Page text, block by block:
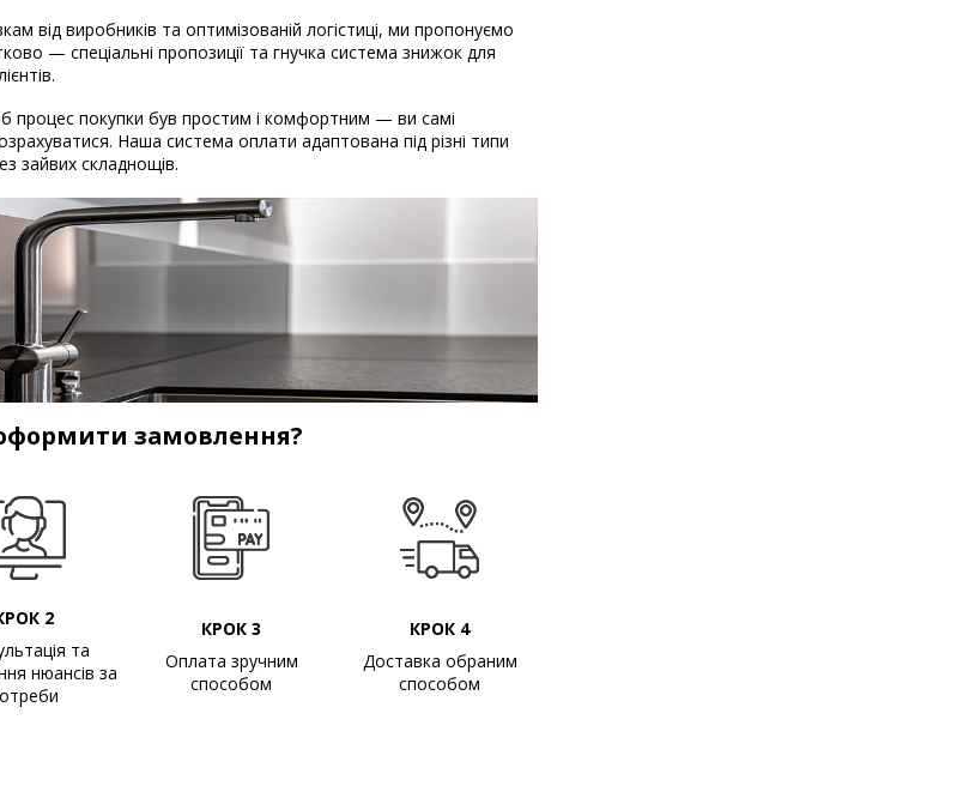
від виробників та оптимізованій логістиці, ми пропонуємо
— спеціальні пропозиції та гнучка система знижок для
покупки був простим і комфортним — ви самі
Наша система оплати адаптована під різні типи
зайвих складнощів.
замовлення?
2
та
нюансів за
КРОК 3
Оплата зручним
способом
КРОК 4
Доставка обраним
способом